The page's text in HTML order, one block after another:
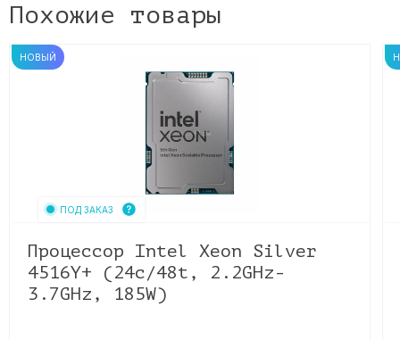
Похожие товары
НОВЫЙ
ПОД ЗАКАЗ
Процессор Intel Xeon Silver
4516Y+ (24c/48t, 2.2GHz-
3.7GHz, 185W)